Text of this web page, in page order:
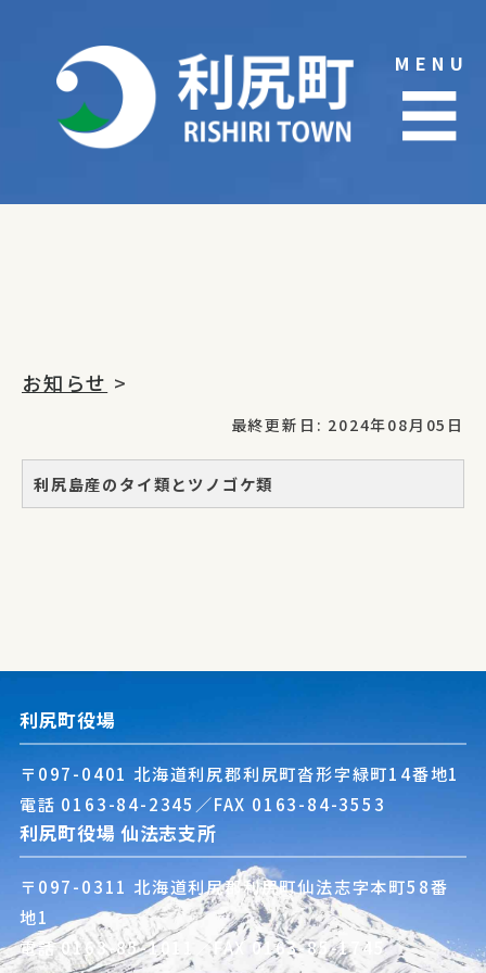
content
MENU
☰
お知らせ >
最終更新日: 2024年08月05日
利尻島産のタイ類とツノゴケ類
利尻町役場
〒097-0401 北海道利尻郡利尻町沓形字緑町14番地1
電話 0163-84-2345 ／FAX 0163-84-3553
利尻町役場 仙法志支所
〒097-0311 北海道利尻郡利尻町仙法志字本町58番
地1
電話0163-85-1011 ／FAX 0163-85-1745